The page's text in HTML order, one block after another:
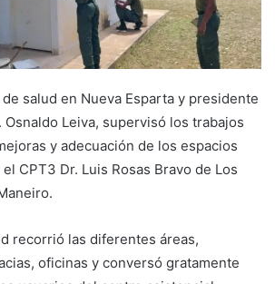
salud en Nueva Esparta y presidente
Osnaldo Leiva, supervisó los trabajos
y adecuación de los espacios
CPT3 Dr. Luis Rosas Bravo de Los
recorrió las diferentes áreas,
oficinas y conversó gratamente